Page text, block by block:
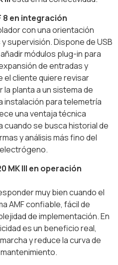
8 en integración
con una orientación
supervisión. Dispone de USB
módulos plug-in para
de entradas y
el cliente quiere revisar
planta a un sistema de
instalación para telemetría
una ventaja técnica
cuando se busca historial de
y análisis más fino del
MK III en operación
muy bien cuando el
AMF confiable, fácil de
de implementación. En
es un beneficio real,
y reduce la curva de